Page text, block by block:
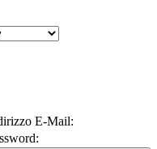
E-Mail: